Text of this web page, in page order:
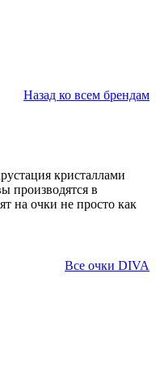
Назад ко всем брендам
кристаллами
производятся в
на очки не просто как
Все очки DIVA